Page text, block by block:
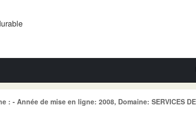
: - Année de mise en ligne: 2008, Domaine: SERVICES